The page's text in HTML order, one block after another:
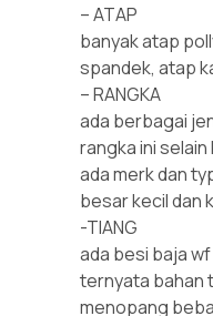
– ATAP
banyak atap
spandek, atap
– RANGKA
ada berbagai
rangka ini
ada merk dan
besar kecil dan
-TIANG
ada besi baja
ternyata bahan
menopang